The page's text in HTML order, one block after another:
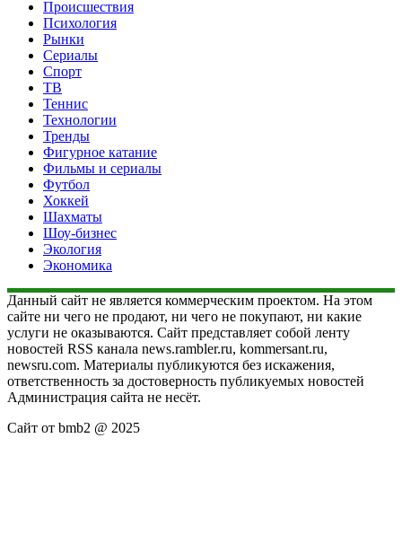
Происшествия
Психология
Рынки
Сериалы
Спорт
ТВ
Теннис
Технологии
Тренды
Фигурное катание
Фильмы и сериалы
Футбол
Хоккей
Шахматы
Шоу-бизнес
Экология
Экономика
Данный сайт не является коммерческим проектом. На этом
сайте ни чего не продают, ни чего не покупают, ни какие
услуги не оказываются. Сайт представляет собой ленту
новостей RSS канала news.rambler.ru, kommersant.ru,
newsru.com. Материалы публикуются без искажения,
ответственность за достоверность публикуемых новостей
Администрация сайта не несёт.
Сайт от bmb2 @ 2025